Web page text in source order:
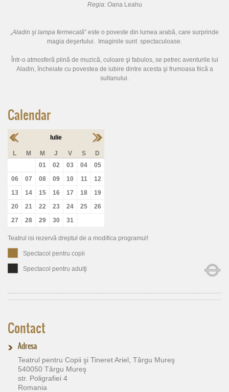
Calendar
Iulie
L M M J V S
D
01
02 03 04
05
06
07 08 09 10 11
12
13
14 15 16 17 18
19
20
21 22 23 24 25
26
27
28 29 30 31
Teatrul isi rezervă dreptul de a modifica programul!
Spectacol pentru copii
Spectacol pentru adulţi
Regia: Oana Leahu
Aladin şi lampa fermecată” este o poveste din lumea arabă, care surprinde
magia deşertului. Imaginile sunt spectaculoase.
Într-o atmosferă plină de muzică, culoare şi fabulos, se petrec aventurile lui
Aladin, încheiate cu povestea de iubire dintre acesta şi frumoasa fiică a
sultanului.
Contact
Adresa
Teatrul pentru Copii şi Tineret Ariel, Târgu Mureş
540050 Târgu Mureş
str. Poligrafiei 4
Romania